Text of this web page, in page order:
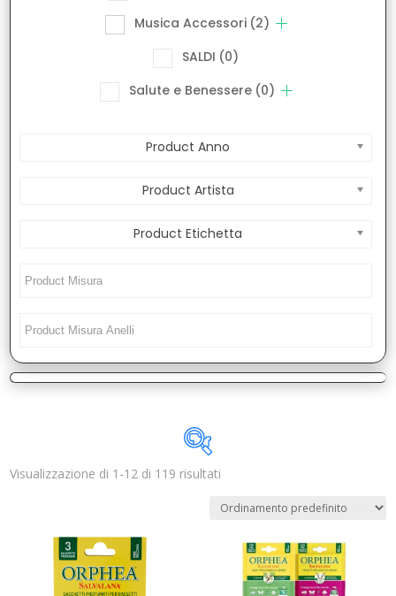
Musica Accessori (2)
SALDI (0)
Salute e Benessere (0)
Product Anno
Product Artista
Product Etichetta
Categorie prodotto
Visualizzazione di 1-12 di 119 risultati